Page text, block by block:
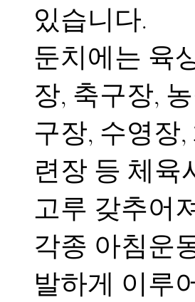
있습니다.
둔치에는 육
장, 축구장,
구장, 수영장
련장 등 체육
고루 갖추어
각종 아침운
발하게 이루